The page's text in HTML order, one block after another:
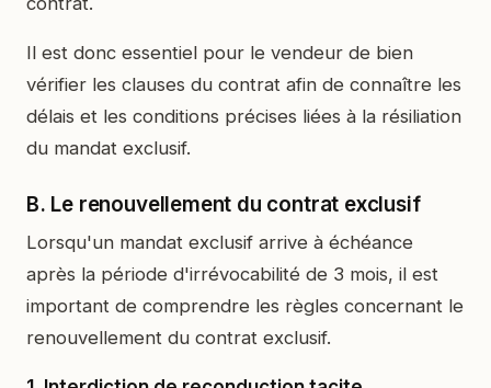
Il est donc essentiel pour le vendeur de bien
vérifier les clauses du contrat afin de connaître les
délais et les conditions précises liées à la résiliation
du mandat exclusif.
B. Le renouvellement du contrat exclusif
Lorsqu'un mandat exclusif arrive à échéance
après la période d'irrévocabilité de 3 mois, il est
important de comprendre les règles concernant le
renouvellement du contrat exclusif.